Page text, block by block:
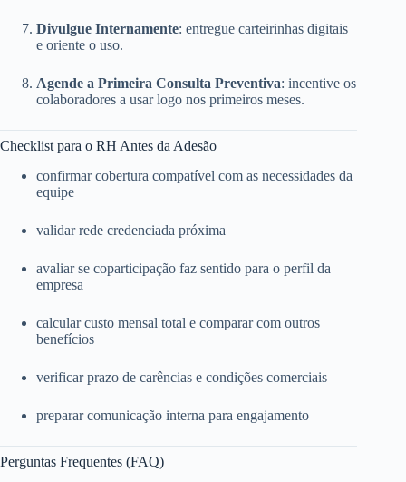
Divulgue Internamente: entregue carteirinhas digitais
e oriente o uso.
Agende a Primeira Consulta Preventiva: incentive os
colaboradores a usar logo nos primeiros meses.
Checklist para o RH Antes da Adesão
confirmar cobertura compatível com as necessidades da
equipe
validar rede credenciada próxima
avaliar se coparticipação faz sentido para o perfil da
empresa
calcular custo mensal total e comparar com outros
benefícios
verificar prazo de carências e condições comerciais
preparar comunicação interna para engajamento
Perguntas Frequentes (FAQ)